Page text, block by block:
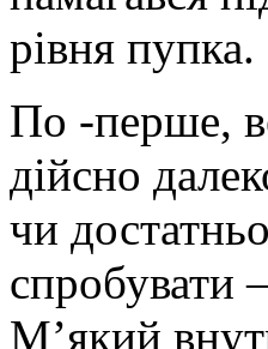
рівня пупка.
По -перше,
дійсно
чи
спробувати
М’який